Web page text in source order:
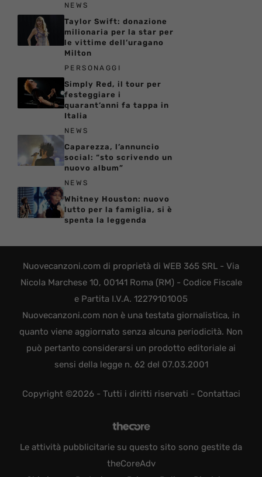
NEWS
Taylor Swift: donazione
milionaria per la star per
le vittime dell’uragano
Milton
PERSONAGGI
Simply Red, il tour per
festeggiare i
quarant’anni fa tappa in
Italia
NEWS
Caparezza, l’annuncio
social: “sto scrivendo un
nuovo album”
NEWS
Whitney Houston: nuovo
lutto per la famiglia, si è
spenta la leggenda
Nuovecanzoni.com di proprietà di WEB 365 SRL - Via
Nicola Marchese 10, 00141 Roma (RM) - Codice Fiscale
e Partita I.V.A. 12279101005
Nuovecanzoni.com non è una testata giornalistica, in
quanto viene aggiornato senza alcuna periodicità. Non
può pertanto considerarsi un prodotto editoriale ai
sensi della legge n. 62 del 07.03.2001
Copyright ©2026 - Tutti i diritti riservati - Contattaci
Le attività pubblicitarie su questo sito sono gestite da
theCoreAdv